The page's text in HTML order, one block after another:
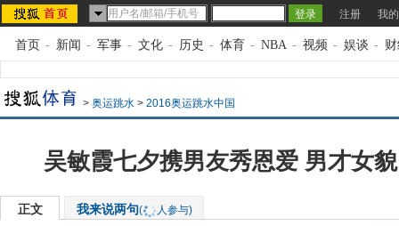
注册 我
首页 - 新闻 - 军事 - 文化 - 历史 - 体育 - NBA - 视频 - 娱谈 -
> 奥运跳水 > 2016奥运跳水中国
吴敏霞七夕携男友秀恩爱 男才女
正文 我来说两句( 人参与)